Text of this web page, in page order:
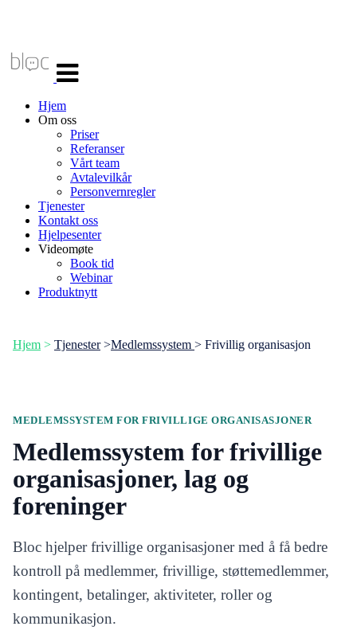
navigasjon
Hjem
Om oss
Priser
Referanser
Vårt team
Avtalevilkår
Personvernregler
Tjenester
Kontakt oss
Hjelpesenter
Videomøte
Book tid
Webinar
Produktnytt
Hjem > Tjenester>Medlemssystem > Frivillig organisasjon
MEDLEMSSYSTEM FOR FRIVILLIGE ORGANISASJONER
Medlemssystem for frivillige
organisasjoner, lag og
foreninger
Bloc hjelper frivillige organisasjoner med å få bedre
kontroll på medlemmer, frivillige, støttemedlemmer,
kontingent, betalinger, aktiviteter, roller og
kommunikasjon.